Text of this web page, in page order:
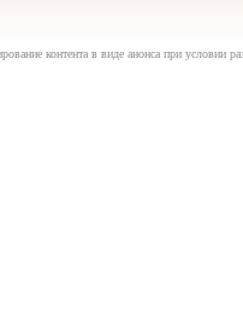
контента в виде анонса при условии